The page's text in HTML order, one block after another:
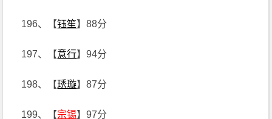
196、【钰笙】88分
197、【意行】94分
198、【琇璇】87分
199、【宗锡】97分